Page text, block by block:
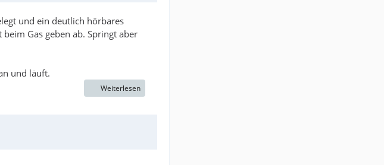
und ein deutlich hörbares
Gas geben ab. Springt aber
und läuft.
Weiterlesen